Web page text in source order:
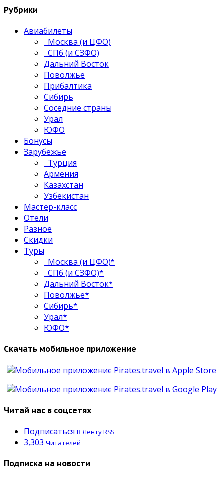
Рубрики
Авиабилеты
Москва (и ЦФО)
СПб (и СЗФО)
Дальний Восток
Поволжье
Прибалтика
Сибирь
Соседние страны
Урал
ЮФО
Бонусы
Зарубежье
Турция
Армения
Казахстан
Узбекистан
Мастер-класс
Отели
Разное
Скидки
Туры
Москва (и ЦФО)*
СПб (и СЗФО)*
Дальний Восток*
Поволжье*
Сибирь*
Урал*
ЮФО*
Скачать мобильное приложение
Читай нас в соцсетях
Подписаться В Ленту RSS
3,303 Читателей
Подписка на новости